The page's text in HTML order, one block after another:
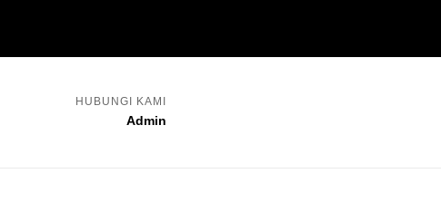
HUBUNGI KAMI
Admin